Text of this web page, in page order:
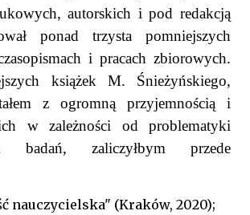
autorskich i pod redakcją
ponad trzysta pomniejszych
i pracach zbiorowych.
książek M. Śnieżyńskiego,
z ogromną przyjemnością i
w zależności od problematyki
badań, zaliczyłbym przede
nauczycielska" (Kraków, 2020);